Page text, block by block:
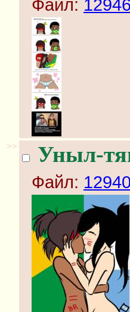
Файл:
>> Уныл-
Файл: